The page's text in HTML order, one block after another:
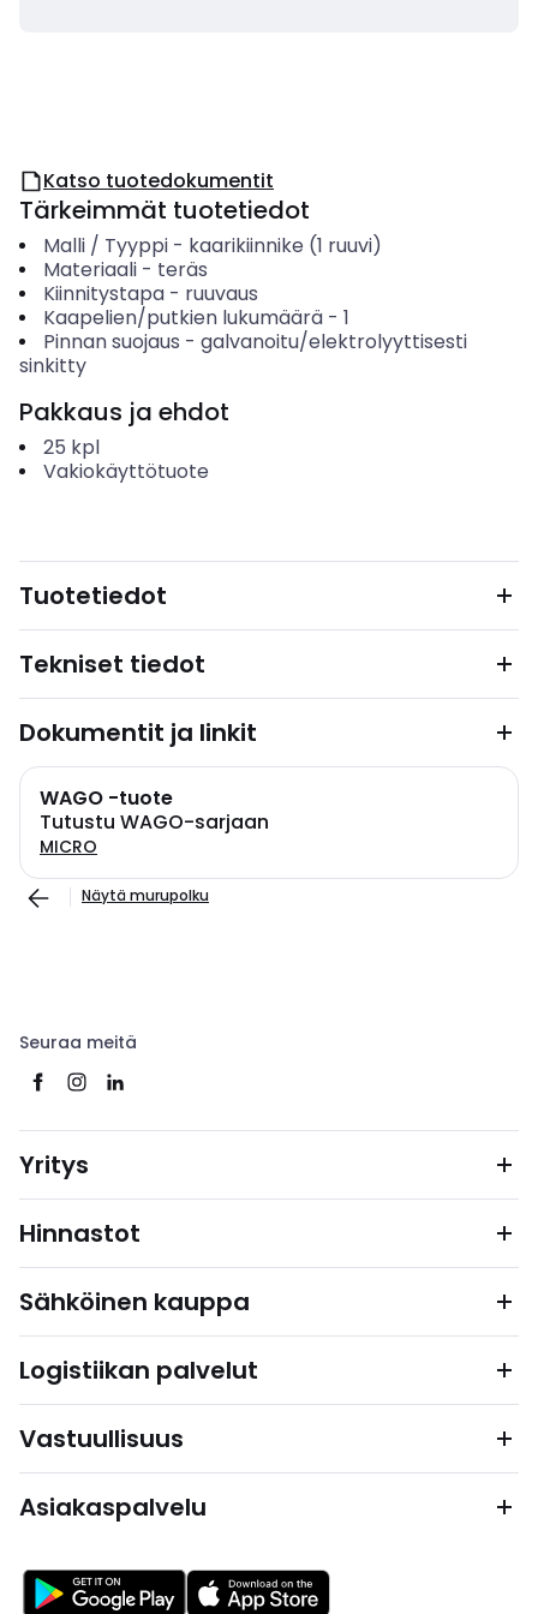
Katso tuotedokumentit
Tärkeimmät tuotetiedot
Malli / Tyyppi- kaarikiinnike (1 ruuvi)
Materiaali- teräs
Kiinnitystapa- ruuvaus
Kaapelien/putkien lukumäärä- 1
Pinnan suojaus - galvanoitu/elektrolyyttisesti
sinkitty
Pakkaus ja ehdot
25 kpl
Vakiokäyttötuote
Tuotetiedot
Tekniset tiedot
Dokumentit ja linkit
WAGO -tuote
Tutustu WAGO-sarjaan
MICRO
Näytä murupolku
Seuraa meitä
Yritys
Hinnastot
Sähköinen kauppa
Logistiikan palvelut
Vastuullisuus
Asiakaspalvelu